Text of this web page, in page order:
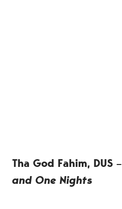
Tha God Fahim, DUS –
and One Nights